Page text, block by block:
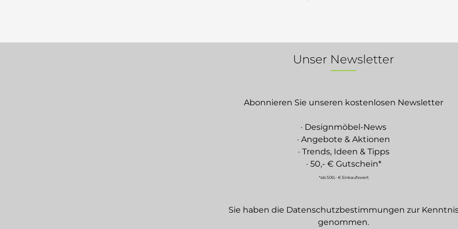
Unser Newsletter
Abonnieren Sie unseren kostenlosen Newsletter
· Designmöbel-News
· Angebote & Aktionen
· Trends, Ideen & Tipps
· 50,- € Gutschein*
*ab 500,- € Einkaufswert
Sie haben die Datenschutzbestimmungen zur
genommen.